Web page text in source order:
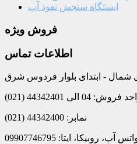
ایستگاه سنجش نفوذ آب
فروش ویژه
اطلاعات تماس
شمال - ابتدای بلوار فردوس شرق
04 الی 44342401 (021)
نمابر: 44342400 (021)
آپ، روبیکا، ایتا: 09907746795